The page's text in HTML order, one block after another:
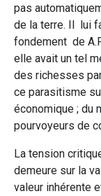
pas
de la terre. Il lui
fondement de
elle avait un tel
des richesses
ce parasitisme
économique ; du
pourvoyeurs de
La tension
demeure sur la
valeur inhérente